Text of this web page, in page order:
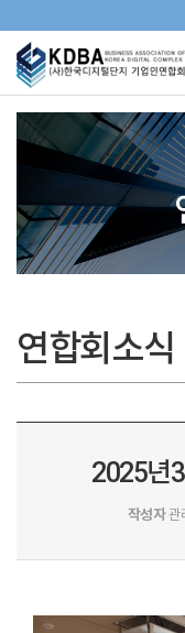
연합회소식
2025년
작성자관